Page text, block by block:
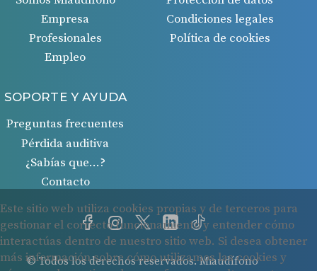
© Todos los derechos reservados. Miaudífono
Empresa
Profesionales
Empleo
Condiciones legales
Política de cookies
SOPORTE Y AYUDA
Preguntas frecuentes
Pérdida auditiva
¿Sabías que…?
Contacto